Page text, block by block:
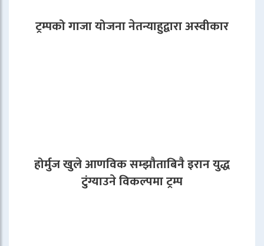
ट्रम्पको गाजा योजना नेतन्याहुद्वारा अस्वीकार
होर्मुज खुले आणविक सम्झौताबिनै इरान युद्ध
टुंग्याउने विकल्पमा ट्रम्प